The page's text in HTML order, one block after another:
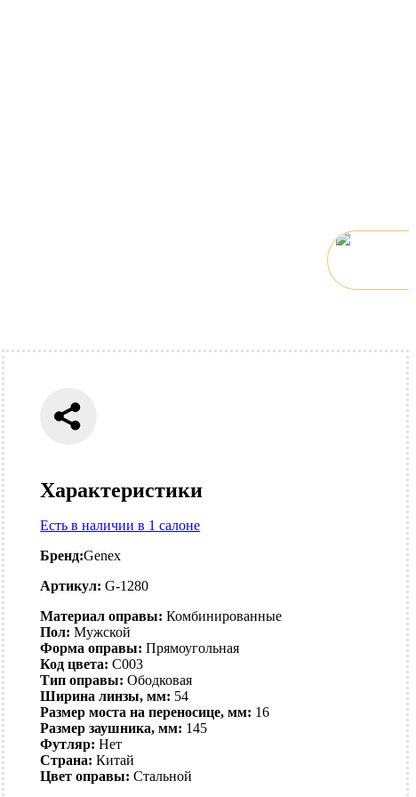
Характеристики
Есть в наличии в 1 салоне
Бренд:Genex
Артикул: G-1280
Материал оправы: Комбинированные
Пол: Мужской
Форма оправы: Прямоугольная
Код цвета: C003
Тип оправы: Ободковая
Ширина линзы, мм: 54
Размер моста на переносице, мм: 16
Размер заушника, мм: 145
Футляр: Нет
Страна: Китай
Цвет оправы: Стальной